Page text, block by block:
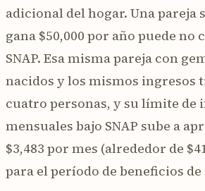
adicional del hogar. Una pareja
gana $50,000 por año puede no
SNAP. Esa misma pareja con
nacidos y los mismos ingresos
cuatro personas, y su límite de
mensuales bajo SNAP sube a
$3,483 por mes (alrededor de
para el período de beneficios de